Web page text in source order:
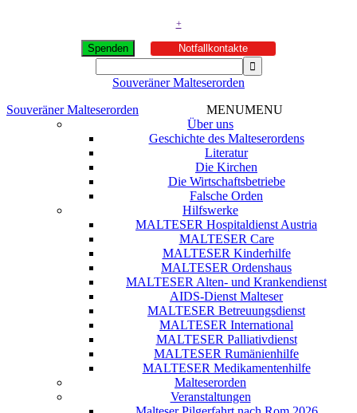
+
Spenden Notfallkontakte
Souveräner Malteserorden
Souveräner Malteserorden
MENUMENU
Über uns
Geschichte des Malteserordens
Literatur
Die Kirchen
Die Wirtschaftsbetriebe
Falsche Orden
Hilfswerke
MALTESER Hospitaldienst Austria
MALTESER Care
MALTESER Kinderhilfe
MALTESER Ordenshaus
MALTESER Alten- und Krankendienst
AIDS-Dienst Malteser
MALTESER Betreuungsdienst
MALTESER International
MALTESER Palliativdienst
MALTESER Rumänienhilfe
MALTESER Medikamentenhilfe
Malteserorden
Veranstaltungen